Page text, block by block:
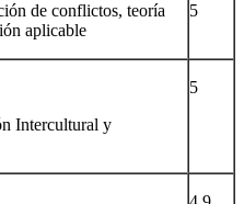
de conflictos, teoría
aplicable
5
Intercultural y
5